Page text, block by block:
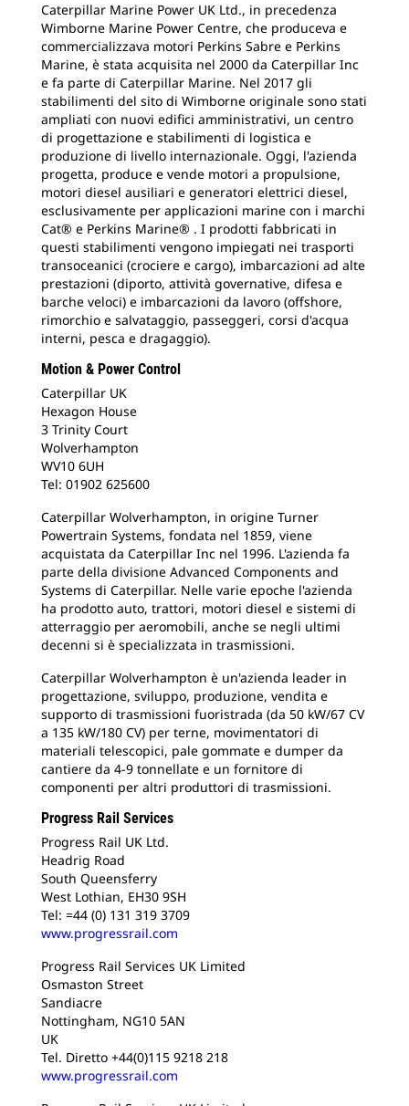
Caterpillar Marine Power UK Ltd., in precedenza
Wimborne Marine Power Centre, che produceva e
commercializzava motori Perkins Sabre e Perkins
Marine, è stata acquisita nel 2000 da Caterpillar Inc
e fa parte di Caterpillar Marine. Nel 2017 gli
stabilimenti del sito di Wimborne originale sono stati
ampliati con nuovi edifici amministrativi, un centro
di progettazione e stabilimenti di logistica e
produzione di livello internazionale. Oggi, l'azienda
progetta, produce e vende motori a propulsione,
motori diesel ausiliari e generatori elettrici diesel,
esclusivamente per applicazioni marine con i marchi
Cat® e Perkins Marine® . I prodotti fabbricati in
questi stabilimenti vengono impiegati nei trasporti
transoceanici (crociere e cargo), imbarcazioni ad alte
prestazioni (diporto, attività governative, difesa e
barche veloci) e imbarcazioni da lavoro (offshore,
rimorchio e salvataggio, passeggeri, corsi d'acqua
interni, pesca e dragaggio).
Motion & Power Control
Caterpillar UK
Hexagon House
3 Trinity Court
Wolverhampton
WV10 6UH
Tel: 01902 625600
Caterpillar Wolverhampton, in origine Turner
Powertrain Systems, fondata nel 1859, viene
acquistata da Caterpillar Inc nel 1996. L'azienda fa
parte della divisione Advanced Components and
Systems di Caterpillar. Nelle varie epoche l'azienda
ha prodotto auto, trattori, motori diesel e sistemi di
atterraggio per aeromobili, anche se negli ultimi
decenni si è specializzata in trasmissioni.
Caterpillar Wolverhampton è un'azienda leader in
progettazione, sviluppo, produzione, vendita e
supporto di trasmissioni fuoristrada (da 50 kW/67 CV
a 135 kW/180 CV) per terne, movimentatori di
materiali telescopici, pale gommate e dumper da
cantiere da 4-9 tonnellate e un fornitore di
componenti per altri produttori di trasmissioni.
Progress Rail Services
Progress Rail UK Ltd.
Headrig Road
South Queensferry
West Lothian, EH30 9SH
Tel: =44 (0) 131 319 3709
www.progressrail.com
Progress Rail Services UK Limited
Osmaston Street
Sandiacre
Nottingham, NG10 5AN
UK
Tel. Diretto +44(0)115 9218 218
www.progressrail.com